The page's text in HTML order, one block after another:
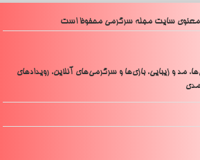
مد و زیبایی، بازی‌ها و سرگرمی‌های آنلاین، رویدادهای